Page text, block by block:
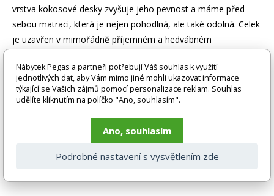
vrstva kokosové desky zvyšuje jeho pevnost a máme před
sebou matraci, která je nejen pohodlná, ale také odolná. Celek
je uzavřen v mimořádně příjemném a hedvábném
Zboží je dodáváno bez doplňků a dekorací (např. textilních
doplňků, spotřebičů, baterie, matrací atd.), nejsou tedy v ceně.
demontovaném stavu, dle charakteru zboží. Fotografie mohou
být i ilustrační a barva produktu nemusí odpovídat skutečnosti
vlivem nastavení monitoru a převodem do el. podoby. V
případě nejasností kontaktujte naše klientské centrum
Nábytek Pegas a partneři potřebují Váš souhlas k využití
jednotlivých dat, aby Vám mimo jiné mohli ukazovat informace
týkající se Vašich zájmů pomocí personalizace reklam. Souhlas
udělíte kliknutím na políčko "Ano, souhlasím".
Ano, souhlasím
Podrobné nastavení s vysvětlením zde